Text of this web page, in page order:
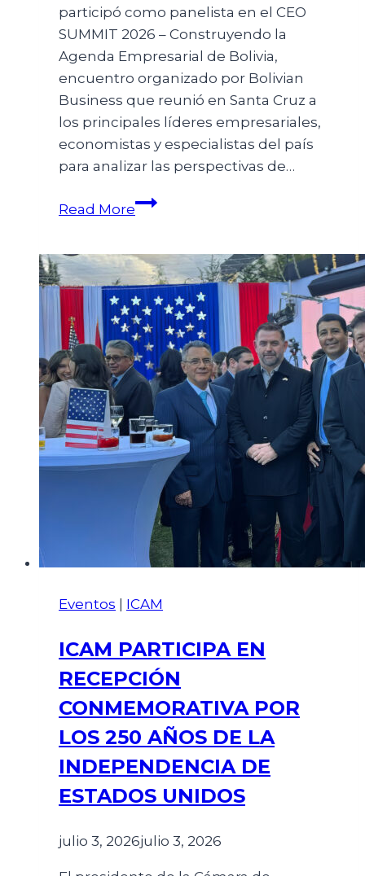
participó como panelista en el CEO
SUMMIT 2026 – Construyendo la
Agenda Empresarial de Bolivia,
encuentro organizado por Bolivian
Business que reunió en Santa Cruz a
los principales líderes empresariales,
economistas y especialistas del país
para analizar las perspectivas de…
Read More
Eventos ICAM
ICAM PARTICIPA EN
RECEPCIÓN
CONMEMORATIVA POR
LOS 250 AÑOS DE LA
INDEPENDENCIA DE
ESTADOS UNIDOS
julio 3, 2026julio 3, 2026